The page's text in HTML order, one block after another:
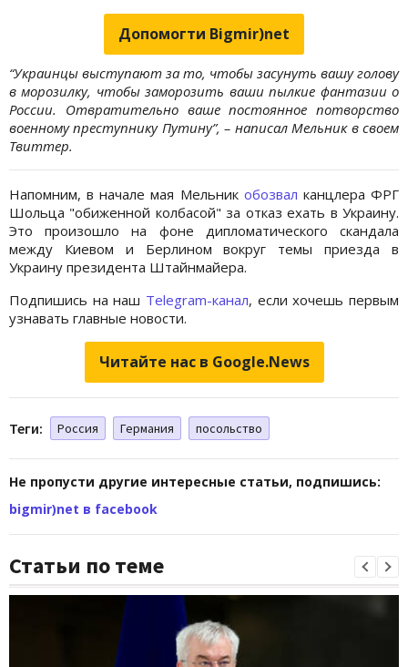
Допомогти Bigmir)net
“Украинцы выступают за то, чтобы засунуть вашу голову
в морозилку, чтобы заморозить ваши пылкие фантазии о
России. Отвратительно ваше постоянное потворство
военному преступнику Путину”, – написал Мельник в своем
Твиттер.
Напомним, в начале мая Мельник обозвал канцлера ФРГ
Шольца "обиженной колбасой" за отказ ехать в Украину.
Это произошло на фоне дипломатического скандала
между Киевом и Берлином вокруг темы приезда в
Украину президента Штайнмайера.
Подпишись на наш Telegram-канал, если хочешь первым
узнавать главные новости.
Читайте нас в Google.News
Теги: Россия Германия посольство
Не пропусти другие интересные статьи, подпишись:
bigmir)net в facebook
Статьи по теме